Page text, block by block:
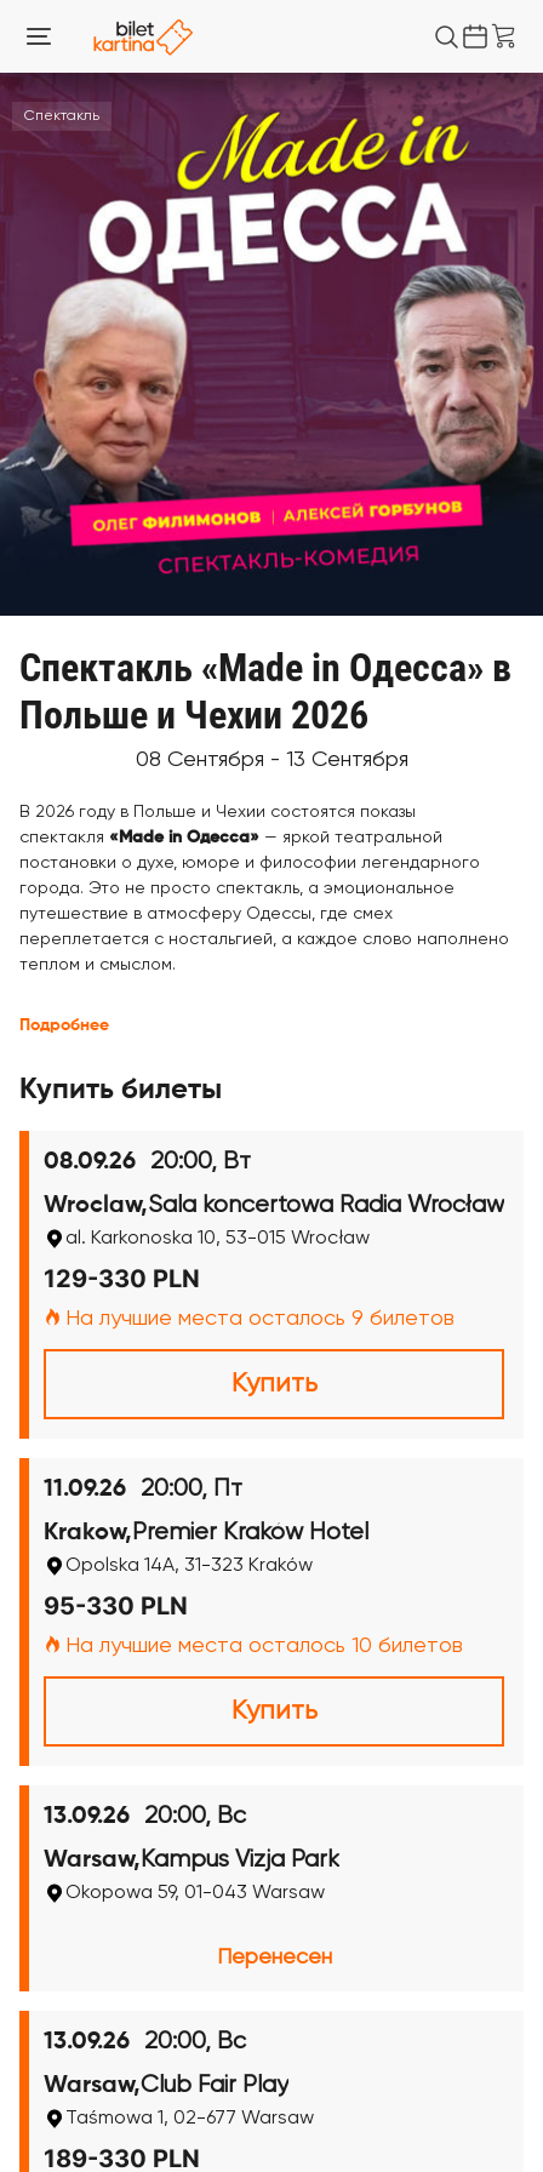
Спектакль
Спектакль «Made in Одесса» в
Польше и Чехии 2026
08 Сентября - 13 Сентября
В 2026 году в Польше и Чехии состоятся показы
спектакля «Made in Одесса» — яркой театральной
постановки о духе, юморе и философии легендарного
города. Это не просто спектакль, а эмоциональное
путешествие в атмосферу Одессы, где смех
переплетается с ностальгией, а каждое слово наполнено
теплом и смыслом.
Подробнее
Купить билеты
08.09.26 20:00, Вт
Wroclaw,Sala koncertowa Radia Wrocław
al. Karkonoska 10, 53-015 Wrocław
129-330 PLN
На лучшие места осталось 9 билетов
Купить
11.09.26 20:00, Пт
Krakow, Premier Kraków Hotel
Opolska 14A, 31-323 Kraków
95-330 PLN
На лучшие места осталось 10 билетов
Купить
13.09.26 20:00, Вс
Warsaw, Kampus Vizja Park
Okopowa 59, 01-043 Warsaw
Перенесен
13.09.26 20:00, Вс
Warsaw,Club Fair Play
Taśmowa 1, 02-677 Warsaw
189-330 PLN